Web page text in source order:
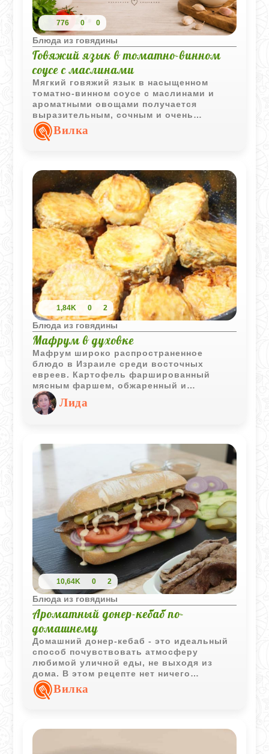
776 0 0
Блюда из говядины
Говяжий язык в томатно-винном
соусе с маслинами
Мягкий говяжий язык в насыщенном
томатно-винном соусе с маслинами и
ароматными овощами получается
выразительным, сочным и очень
праздничным. Такое блюдо хорошо
подходит как для семейного ужина, так и
Вилка
1,84K 0 2
Блюда из говядины
Мафрум в духовке
Мафрум широко распространенное
блюдо в Израиле среди восточных
евреев. Картофель фаршированный
мясным фаршем, обжаренный и
тушенный в томатном соусе получается
очень вкусным.
Лида
10,64K 0 2
Блюда из говядины
Ароматный донер-кебаб по-
домашнему
Домашний донер‑кебаб - это идеальный
способ почувствовать атмосферу
любимой уличной еды, не выходя из
дома. В этом рецепте нет ничего
лишнего: только ароматное мясо, свежие
овощи, мягкая булочка и насыщенные
внутри, регулируете специи и выбираете
именно те добавки, которые любите.
Вилка